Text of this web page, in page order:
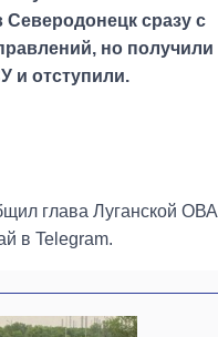
Северодонецк сразу с
но получили
и отступили.
глава Луганской ОВА
в Telegram.